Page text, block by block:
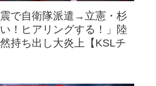
震で自衛隊派遣→立憲・杉
！ヒアリングする！」陸
持ち出し大炎上【KSLチ